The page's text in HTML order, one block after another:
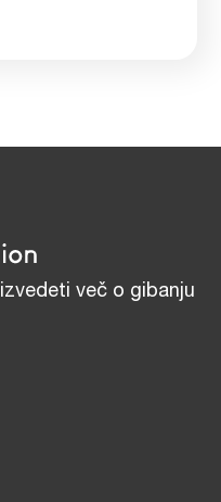
več o gibanju